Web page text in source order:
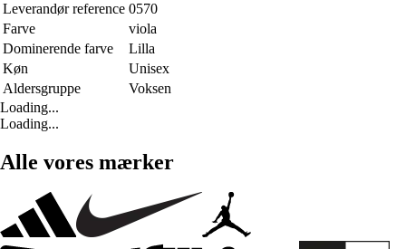
Leverandør reference 0570
Farve
viola
Dominerende farve
Lilla
Køn
Unisex
Aldersgruppe
Voksen
Loading...
Loading...
Alle vores mærker